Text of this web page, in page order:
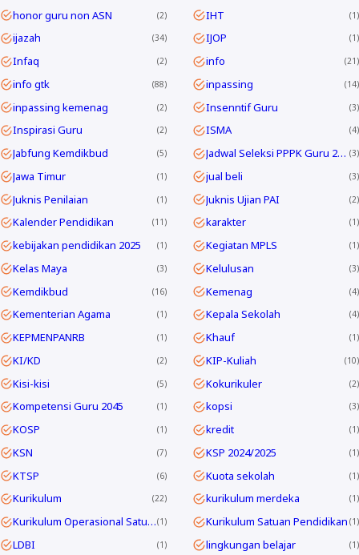
honor guru non ASN 2 IHT 1
ijazah 34 IJOP 1
Infaq 2 info 21
info gtk 88 inpassing 14
inpassing kemenag 2 Insenntif Guru 3
Inspirasi Guru 2 ISMA 4
Jabfung Kemdikbud 5 Jadwal Seleksi PPPK Guru 2024 3
Jawa Timur 1 jual beli 3
Juknis Penilaian 1 Juknis Ujian PAI 2
Kalender Pendidikan 11 karakter 1
kebijakan pendidikan 2025 1 Kegiatan MPLS 1
Kelas Maya 3 Kelulusan 3
Kemdikbud 16 Kemenag 4
Kementerian Agama 1 Kepala Sekolah 4
KEPMENPANRB 1 Khauf 1
KI/KD 2 KIP-Kuliah 10
Kisi-kisi 5 Kokurikuler 2
Kompetensi Guru 2045 1 kopsi 3
KOSP 1 kredit 1
KSN 7 KSP 2024/2025 1
KTSP 6 Kuota sekolah 1
Kurikulum 22 kurikulum merdeka 1
Kurikulum Operasional Satuan Pendidikan 1 Kurikulum Satuan Pendidikan 1
LDBI 1 lingkungan belajar 1